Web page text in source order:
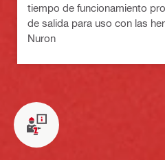
tiempo de funcionamiento
de salida para uso con las
Nuron